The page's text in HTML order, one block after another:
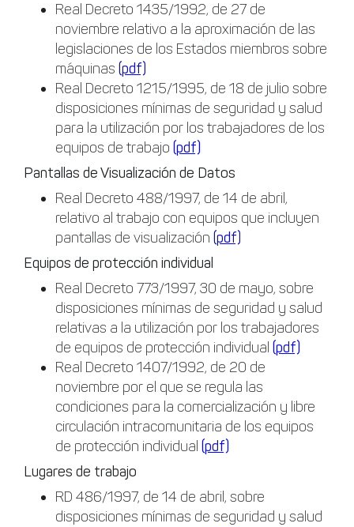
Real Decreto 1435/1992, de 27 de
noviembre relativo a la aproximación de las
legislaciones de los Estados miembros sobre
máquinas (pdf)
Real Decreto 1215/1995, de 18 de julio sobre
disposiciones mínimas de seguridad y salud
para la utilización por los trabajadores de los
equipos de trabajo (pdf)
Pantallas de Visualización de Datos
Real Decreto 488/1997, de 14 de abril,
relativo al trabajo con equipos que incluyen
pantallas de visualización (pdf)
Equipos de protección individual
Real Decreto 773/1997, 30 de mayo, sobre
disposiciones mínimas de seguridad y salud
relativas a la utilización por los trabajadores
de equipos de protección individual (pdf)
Real Decreto 1407/1992, de 20 de
noviembre por el que se regula las
condiciones para la comercialización y libre
circulación intracomunitaria de los equipos
de protección individual (pdf)
Lugares de trabajo
RD 486/1997, de 14 de abril, sobre
disposiciones mínimas de seguridad y salud